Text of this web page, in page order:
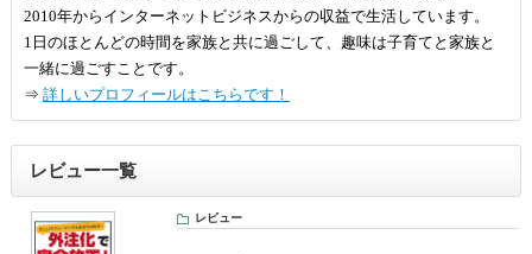
2010年からインターネットビジネスからの収益で生活しています。
1日のほとんどの時間を家族と共に過ごして、趣味は子育てと家族と
一緒に過ごすことです。
⇒ 詳しいプロフィールはこちらです！
レビュー一覧
レビュー